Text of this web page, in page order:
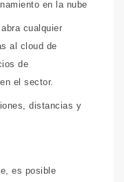
en la nube
cualquier
al cloud de
de
el sector.
distancias y
es posible